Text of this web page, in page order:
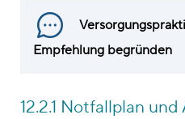
Empfehlung begründen
12.2.1 Notfallplan